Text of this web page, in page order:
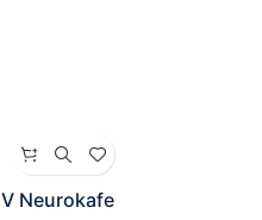
V Neurokafe